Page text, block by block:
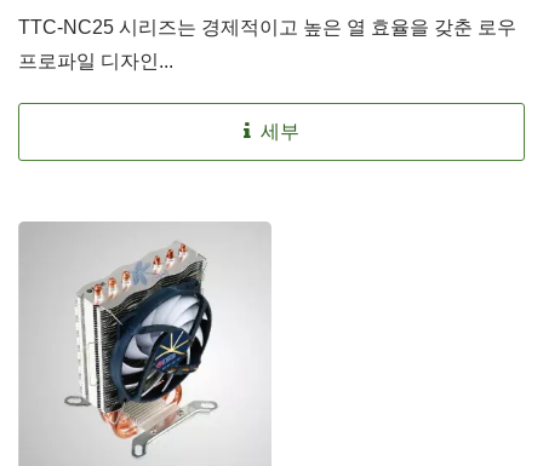
TTC-NC25 시리즈는 경제적이고 높은 열 효율을 갖춘 로우
프로파일 디자인...
세부